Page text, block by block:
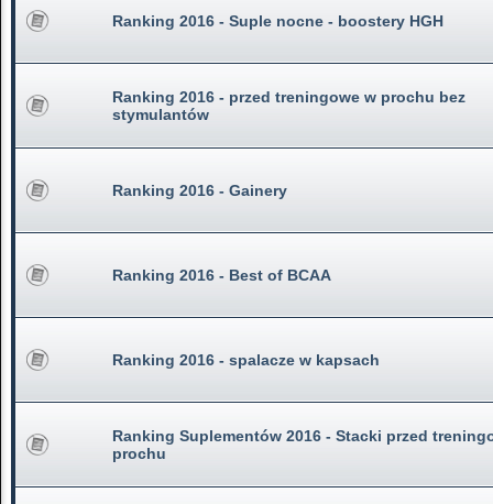
Ranking 2016 - Suple nocne - boostery HGH
Ranking 2016 - przed treningowe w prochu bez
stymulantów
Ranking 2016 - Gainery
Ranking 2016 - Best of BCAA
Ranking 2016 - spalacze w kapsach
Ranking Suplementów 2016 - Stacki przed
prochu